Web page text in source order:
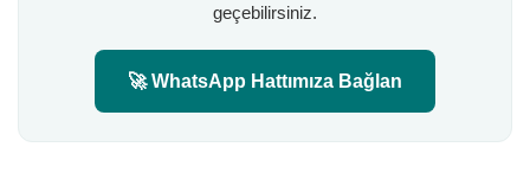
geçebilirsiniz.
🚀 WhatsApp Hattımıza Bağlan